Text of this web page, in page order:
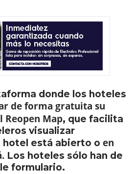
donde los hoteles
de forma gratuita su
Reopen Map, que facilita
visualizar
está abierto o en
Los hoteles sólo han de
formulario.